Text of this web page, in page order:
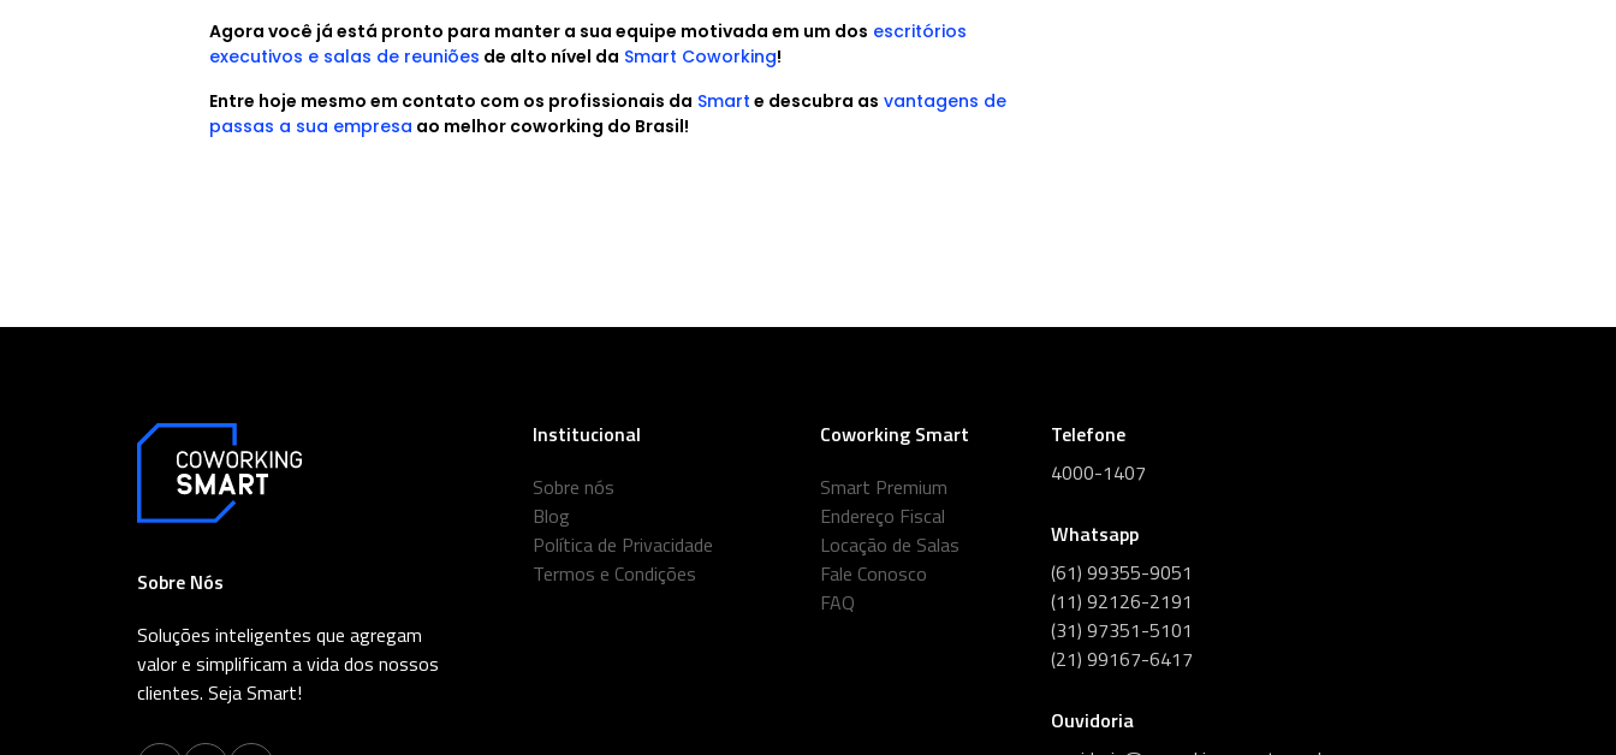
Agora você já está pronto para manter a sua equipe motivada em um dos escritórios
executivos e salas de reuniões de alto nível da Smart Coworking!
Entre hoje mesmo em contato com os profissionais da Smart e descubra as vantagens de
passas a sua empresa ao melhor coworking do Brasil!
Sobre Nós
Soluções inteligentes que agregam
valor e simplificam a vida dos nossos
clientes. Seja Smart!
Institucional
Sobre nós
Blog
Política de Privacidade
Termos e Condições
Coworking Smart
Smart Premium
Endereço Fiscal
Locação de Salas
Fale Conosco
FAQ
Telefone
4000-1407
Whatsapp
(61) 99355-9051
(11) 92126-2191
(31) 97351-5101
(21) 99167-6417
Ouvidoria